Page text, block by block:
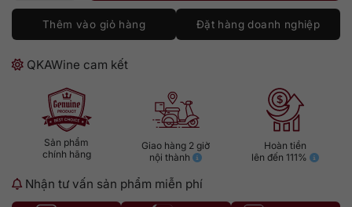
Thêm vào giỏ hàng Đặt hàng doanh nghiệp
QKAWine cam kết
Sản phẩm
chính hãng
Giao hàng 2 giờ
nội thành
Hoàn tiền
lên đến 111%
Nhận tư vấn sản phẩm miễn phí